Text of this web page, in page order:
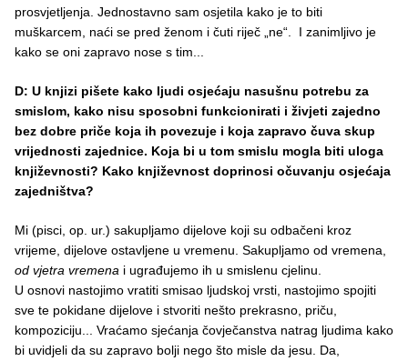
prosvjetljenja. Jednostavno sam osjetila kako je to biti
muškarcem, naći se pred ženom i čuti riječ „ne“. I zanimljivo je
kako se oni zapravo nose s tim...
D: U knjizi pišete kako ljudi osjećaju nasušnu potrebu za
smislom, kako nisu sposobni funkcionirati i živjeti zajedno
bez dobre priče koja ih povezuje i koja zapravo čuva skup
vrijednosti zajednice. Koja bi u tom smislu mogla biti uloga
književnosti? Kako književnost doprinosi očuvanju osjećaja
zajedništva?
Mi (pisci, op. ur.) sakupljamo dijelove koji su odbačeni kroz
vrijeme, dijelove ostavljene u vremenu. Sakupljamo od vremena,
od vjetra vremena i ugrađujemo ih u smislenu cjelinu.
U osnovi nastojimo vratiti smisao ljudskoj vrsti, nastojimo spojiti
sve te pokidane dijelove i stvoriti nešto prekrasno, priču,
kompoziciju... Vraćamo sjećanja čovječanstva natrag ljudima kako
bi uvidjeli da su zapravo bolji nego što misle da jesu. Da,